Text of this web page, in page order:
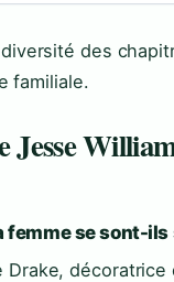
des
familiale.
Jesse
femme se sont-ils
décoratrice